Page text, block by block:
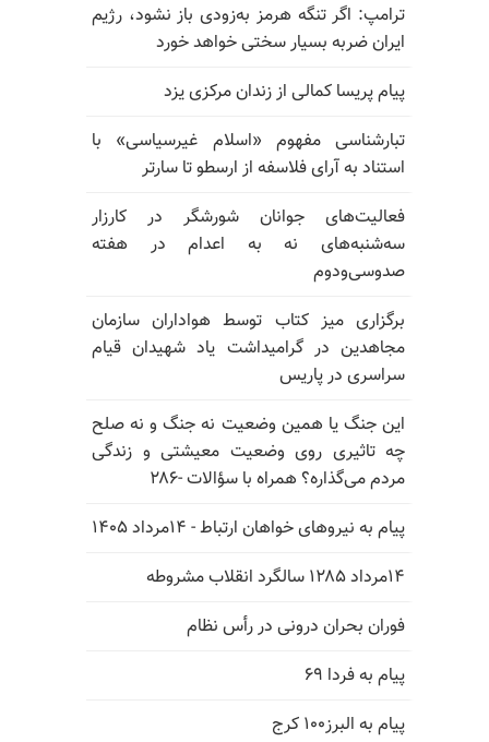
ترامپ: اگر تنگه هرمز به‌زودی باز نشود، رژیم
ایران ضربه بسیار سختی خواهد خورد
پیام پریسا کمالی از زندان مرکزی یزد
تبارشناسی مفهوم «اسلام غیرسیاسی» با
استناد به آرای فلاسفه از ارسطو تا سارتر
فعالیت‌های جوانان شورشگر در کارزار
سه‌شنبه‌های نه به اعدام در هفته
صدوسی‌و‌دوم
برگزاری میز کتاب توسط هواداران سازمان
مجاهدین در گرامیداشت یاد شهیدان قیام
سراسری در پاریس
این جنگ یا همین وضعیت نه جنگ و نه صلح
چه تاثیری روی وضعیت معیشتی و زندگی
مردم می‌گذاره؟ همراه با سؤالات -۲۸۶
پیام به نیروهای خواهان ارتباط - ۱۴مرداد ۱۴۰۵
۱۴مرداد ۱۲۸۵ سالگرد انقلاب مشروطه
فوران بحران درونی در رأس نظام
پیام به فردا ۶۹
پیام به البرز۱۰۰ کرج